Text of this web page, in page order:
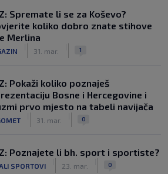
Spremate li se za Koševo?
koliko dobro znate stihove
Merlina
31. mar. 1
Pokaži koliko poznaješ
Bosne i Hercegovine i
prvo mjesto na tabeli navijača
31. mar. 0
Poznajete li bh. sport i sportiste?
SPORTOVI 23. mar. 0